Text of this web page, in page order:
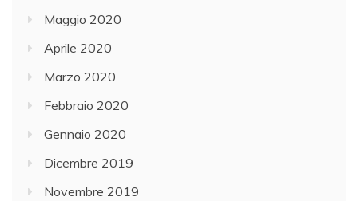
Maggio 2020
Aprile 2020
Marzo 2020
Febbraio 2020
Gennaio 2020
Dicembre 2019
Novembre 2019